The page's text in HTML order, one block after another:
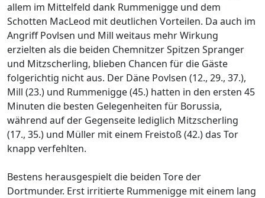
allem im Mittelfeld dank Rummenigge und dem
Schotten MacLeod mit deutlichen Vorteilen. Da auch im
Angriff Povlsen und Mill weitaus mehr Wirkung
erzielten als die beiden Chemnitzer Spitzen Spranger
und Mitzscherling, blieben Chancen für die Gäste
folgerichtig nicht aus. Der Däne Povlsen (12., 29., 37.),
Mill (23.) und Rummenigge (45.) hatten in den ersten 45
Minuten die besten Gelegenheiten für Borussia,
während auf der Gegenseite lediglich Mitzscherling
(17., 35.) und Müller mit einem Freistoß (42.) das Tor
knapp verfehlten.
Bestens herausgespielt die beiden Tore der
Dortmunder. Erst irritierte Rummenigge mit einem lang